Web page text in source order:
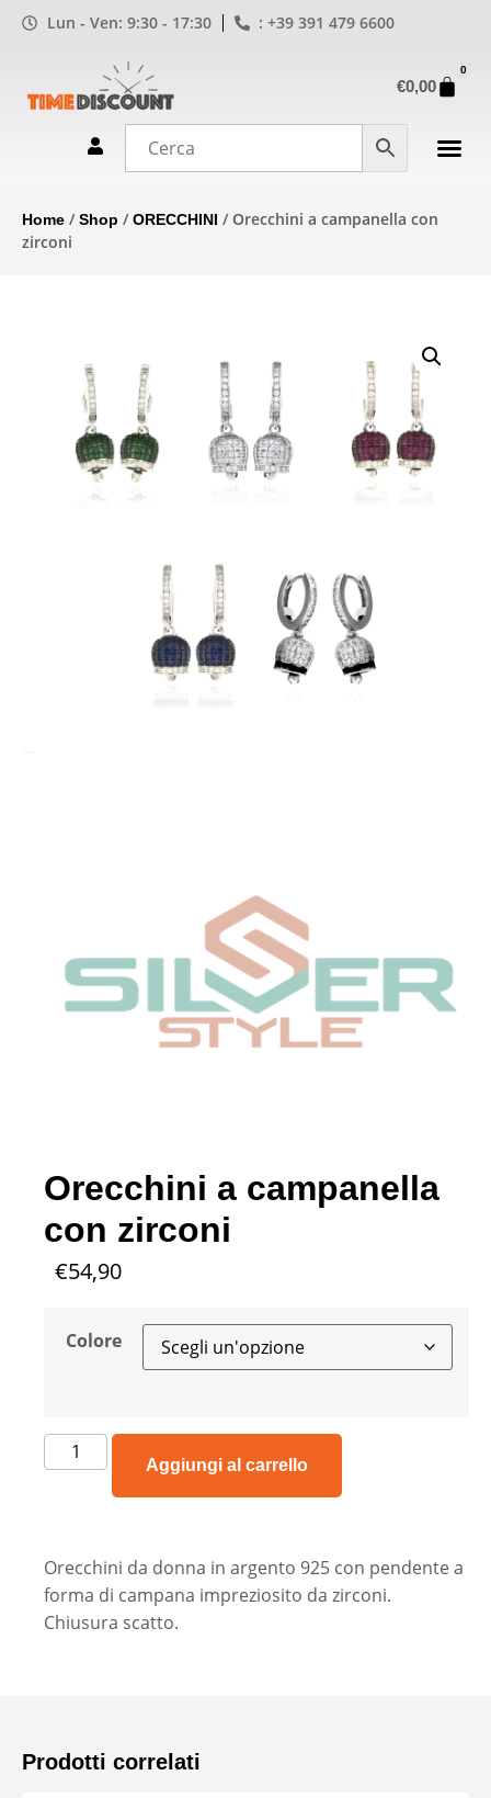
Lun - Ven: 9:30 - 17:30 : +39 391 479 6600
€0,00
0
Home /Shop /ORECCHINI / Orecchini a campanella con
zirconi
Orecchini a campanella
con zirconi
€54,90
Colore
Aggiungi al carrello
Orecchini da donna in argento 925 con pendente a
forma di campana impreziosito da zirconi.
Chiusura scatto.
Prodotti correlati